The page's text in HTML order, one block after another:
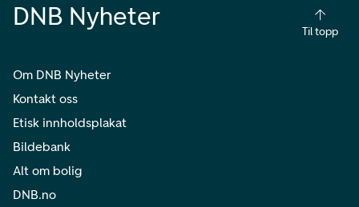
DNB Nyheter
Til topp
Om DNB Nyheter
Kontakt oss
Etisk innholdsplakat
Bildebank
Alt om bolig
DNB.no